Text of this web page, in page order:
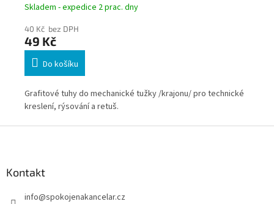
Skladem - expedice 2 prac. dny
40 Kč bez DPH
49 Kč
Do košíku
Grafitové tuhy do mechanické tužky /krajonu/ pro technické
kreslení, rýsování a retuš.
Kontakt
info@spokojenakancelar.cz